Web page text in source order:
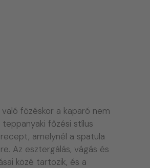
főzéskor a kaparó nem
teppanyaki főzési stílus
amelynél a spatula
Az esztergálás, vágás és
közé tartozik, és a